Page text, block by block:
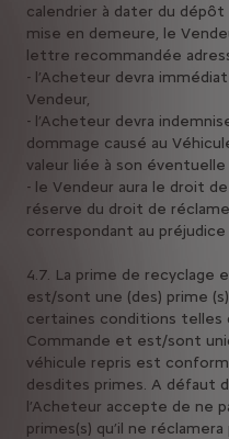
calendrier à dater du
mise en demeure, le
lettre recommandée
- l’Acheteur devra
Vendeur,
- l’Acheteur devra
dommage causé au
valeur liée à son éventuelle
- le Vendeur aura le droit
réserve du droit de
correspondant au préjudice
4.7. La prime de recyclage
est/sont une (des) prime
certaines conditions telles
Commande et est/sont
véhicule repris est
desdites primes. A défaut
l’Acheteur accepte de ne
primes(s) qu’il ne réclamera